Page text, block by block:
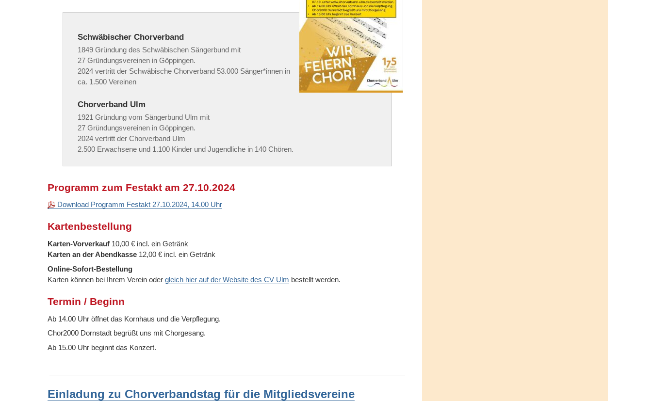
Schwäbischer Chorverband
1849 Gründung des Schwäbischen Sängerbund mit
27 Gründungsvereinen in Göppingen.
2024 vertritt der Schwäbische Chorverband 53.000 Sänger*innen in
ca. 1.500 Vereinen
Chorverband Ulm
1921 Gründung vom Sängerbund Ulm mit
27 Gründungsvereinen in Göppingen.
2024 vertritt der Chorverband Ulm
2.500 Erwachsene und 1.100 Kinder und Jugendliche in 140 Chören.
Programm zum Festakt am 27.10.2024
Download Programm Festakt 27.10.2024, 14.00 Uhr
Kartenbestellung
Karten-Vorverkauf 10,00 € incl. ein Getränk
Karten an der Abendkasse 12,00 € incl. ein Getränk
Online-Sofort-Bestellung
Karten können bei Ihrem Verein odergleich hier auf der Website des CV Ulm bestellt werden.
Termin / Beginn
Ab 14.00 Uhr öffnet das Kornhaus und die Verpflegung.
Chor2000 Dornstadt begrüßt uns mit Chorgesang.
Ab 15.00 Uhr beginnt das Konzert.
Einladung zu Chorverbandstag für die Mitgliedsvereine